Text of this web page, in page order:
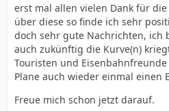
erst mal allen vielen Dank für
über diese so finde ich sehr
doch sehr gute Nachrichten, ich
auch zukünftig die Kurve(n)
Touristen und
Plane auch wieder einmal einen
Freue mich schon jetzt darauf.